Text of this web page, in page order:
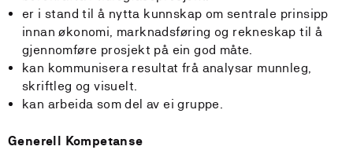
er i stand til å nytta kunnskap om sentrale prinsipp
innan økonomi, marknadsføring og rekneskap til å
gjennomføre prosjekt på ein god måte.
kan kommunisera resultat frå analysar munnleg,
skriftleg og visuelt.
kan arbeida som del av ei gruppe.
Generell Kompetanse